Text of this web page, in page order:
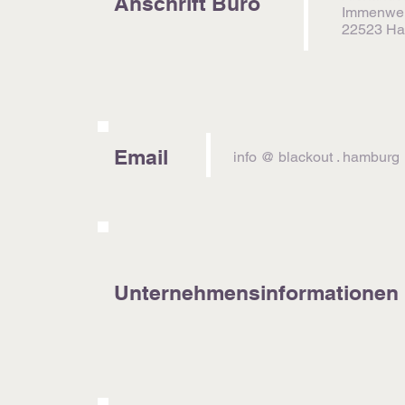
22523
Email info @ blackout . hamburg
Unternehmensinformationen